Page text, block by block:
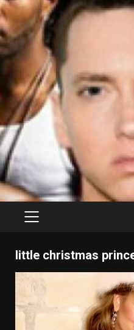
PRIMARY
little christmas